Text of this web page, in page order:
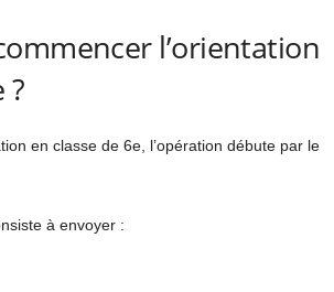
l’orientation
?
en classe de 6e, l’opération débute par le
à envoyer :